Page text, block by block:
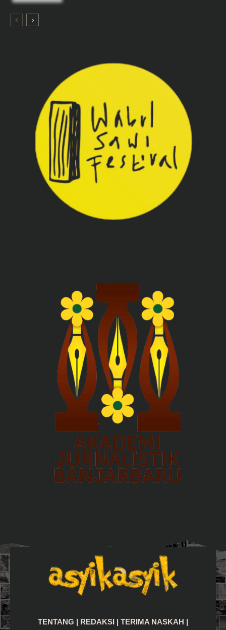
TENTANG REDAKSI TERIMA NASKAH